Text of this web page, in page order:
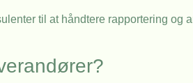
til at håndtere rapportering og